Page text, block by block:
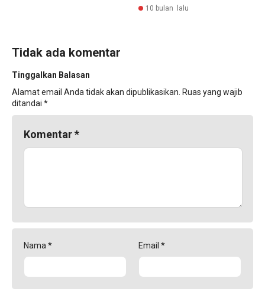
10 bulan lalu
Tidak ada komentar
Tinggalkan Balasan
Alamat email Anda tidak akan dipublikasikan. Ruas yang wajib
ditandai *
Komentar*
Nama* Email *